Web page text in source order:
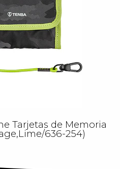
Tarjetas de Memoria
636-254)